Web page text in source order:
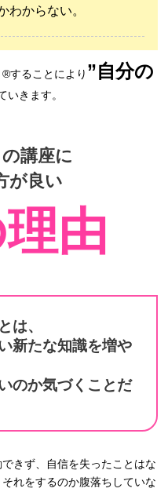
わからない。
することにより ”自分の
いきます。
講座に
が良い
由
は、
新たな知識を増や
のか気づくことだ
きず、自信を失ったことはな
れをするのか腹落ちしていな